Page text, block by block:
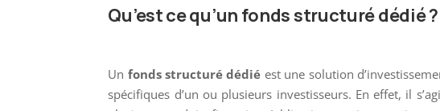
Qu’est ce qu’un fonds structuré dédié ?
Un fonds structuré dédié est une solution
spécifiques d’un ou plusieurs investisseurs. En effet, il